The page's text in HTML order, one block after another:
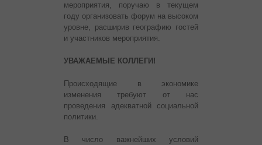
мероприятия, поручаю в текущем
году организовать форум на высоком
уровне, расширив географию гостей
и участников мероприятия.
УВАЖАЕМЫЕ КОЛЛЕГИ!
Происходящие в экономике
изменения требуют от нас
проведения адекватной социальной
политики.
В число важнейших условий